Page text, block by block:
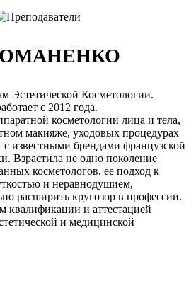
Эстетической Косметологии.
с 2012 года.
косметологии лица и тела,
макияже, уходовых процедурах
известными брендами французской
Взрастила не одно поколение
косметологов, ее подход к
и неравнодушием,
расширить кругозор в профессии.
квалификации и аттестацией
и медицинской